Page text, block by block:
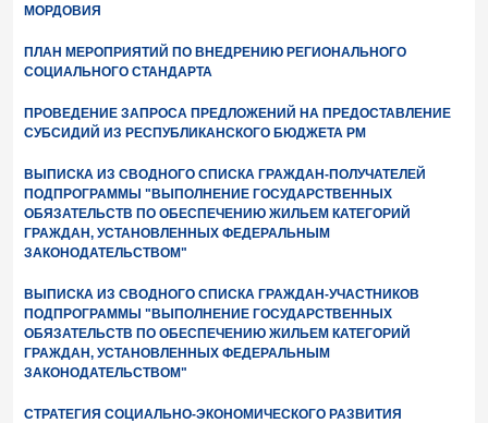
МОРДОВИЯ
ПЛАН МЕРОПРИЯТИЙ ПО ВНЕДРЕНИЮ РЕГИОНАЛЬНОГО
СОЦИАЛЬНОГО СТАНДАРТА
ПРОВЕДЕНИЕ ЗАПРОСА ПРЕДЛОЖЕНИЙ НА ПРЕДОСТАВЛЕНИЕ
СУБСИДИЙ ИЗ РЕСПУБЛИКАНСКОГО БЮДЖЕТА РМ
ВЫПИСКА ИЗ СВОДНОГО СПИСКА ГРАЖДАН-ПОЛУЧАТЕЛЕЙ
ПОДПРОГРАММЫ "ВЫПОЛНЕНИЕ ГОСУДАРСТВЕННЫХ
ОБЯЗАТЕЛЬСТВ ПО ОБЕСПЕЧЕНИЮ ЖИЛЬЕМ КАТЕГОРИЙ
ГРАЖДАН, УСТАНОВЛЕННЫХ ФЕДЕРАЛЬНЫМ
ЗАКОНОДАТЕЛЬСТВОМ"
ВЫПИСКА ИЗ СВОДНОГО СПИСКА ГРАЖДАН-УЧАСТНИКОВ
ПОДПРОГРАММЫ "ВЫПОЛНЕНИЕ ГОСУДАРСТВЕННЫХ
ОБЯЗАТЕЛЬСТВ ПО ОБЕСПЕЧЕНИЮ ЖИЛЬЕМ КАТЕГОРИЙ
ГРАЖДАН, УСТАНОВЛЕННЫХ ФЕДЕРАЛЬНЫМ
ЗАКОНОДАТЕЛЬСТВОМ"
СТРАТЕГИЯ СОЦИАЛЬНО-ЭКОНОМИЧЕСКОГО РАЗВИТИЯ